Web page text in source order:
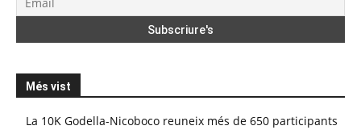
Més vist
La 10K Godella-Nicoboco reuneix més de 650 participants